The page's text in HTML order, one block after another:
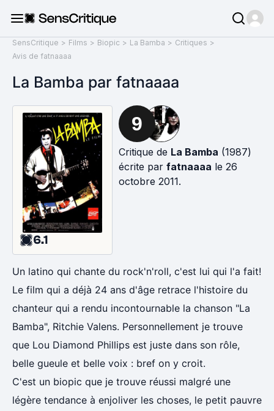
SensCritique > Films > Biopic > La Bamba > Critiques >
Avis de fatnaaaa
La Bamba par fatnaaaa
6.1
9
Critique de La Bamba (1987)
écrite par fatnaaaa le 26
octobre 2011.
Un latino qui chante du rock'n'roll, c'est lui qui l'a fait!
Le film qui a déjà 24 ans d'âge retrace l'histoire du
chanteur qui a rendu incontournable la chanson "La
Bamba", Ritchie Valens. Personnellement je trouve
que Lou Diamond Phillips est juste dans son rôle,
belle gueule et belle voix : bref on y croit.
C'est un biopic que je trouve réussi malgré une
légère tendance à enjoliver les choses, le petit pauvre